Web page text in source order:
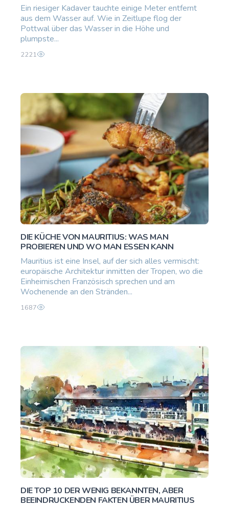
Ein riesiger Kadaver tauchte einige Meter entfernt
aus dem Wasser auf. Wie in Zeitlupe flog der
Pottwal über das Wasser in die Höhe und
plumpste...
2221
DIE KÜCHE VON MAURITIUS: WAS MAN
PROBIEREN UND WO MAN ESSEN KANN
Mauritius ist eine Insel, auf der sich alles vermischt:
europäische Architektur inmitten der Tropen, wo die
Einheimischen Französisch sprechen und am
Wochenende an den Stränden...
1687
DIE TOP 10 DER WENIG BEKANNTEN, ABER
BEEINDRUCKENDEN FAKTEN ÜBER MAURITIUS